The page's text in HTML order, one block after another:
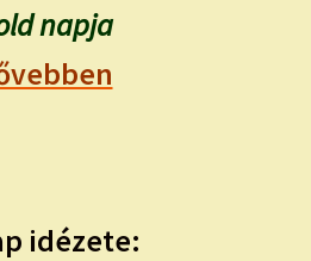
napja
idézete: